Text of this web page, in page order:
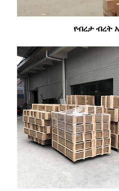
የብረታ ብረት